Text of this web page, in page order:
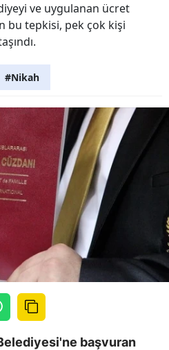
ve uygulanan ücret
bu tepkisi, pek çok kişi
#Nikah
başvuran